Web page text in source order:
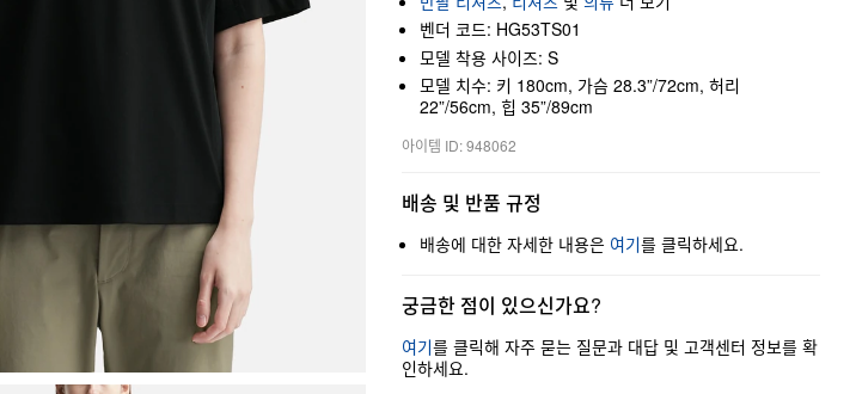
벤더 코드: HG53TS01
모델 착용 사이즈: S
모델 치수: 키 180cm, 가슴 28.3”/72cm, 허리
22”/56cm, 힙 35”/89cm
아이템 ID: 948062
배송 및 반품 규정
배송에 대한 자세한 내용은 여기를 클릭하세요.
궁금한 점이 있으신가요?
여기를 클릭해 자주 묻는 질문과 대답 및 고객센터 정보를 확
인하세요.